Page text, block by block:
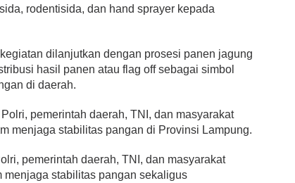
rodentisida, dan hand sprayer kepada
dilanjutkan dengan prosesi panen jagung
hasil panen atau flag off sebagai simbol
di daerah.
pemerintah daerah, TNI, dan masyarakat
menjaga stabilitas pangan di Provinsi Lampung.
pemerintah daerah, TNI, dan masyarakat
menjaga stabilitas pangan sekaligus